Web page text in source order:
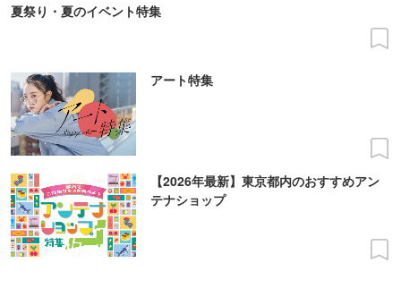
夏祭り・夏のイベント特集
アート特集
【2026年最新】東京都内のおすすめアン
テナショップ